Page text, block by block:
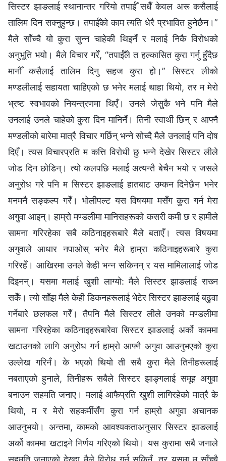
सिस्टर झाङलाई स्थानान्तर गरियो तपाईँ सधैँ केवल अरू कसैलाई
तालिम दिन सक्नुहुन्छ। तपाईँको काम त्यति धेरै प्रभावित हुनेछैन।”
मैले साँच्‍चै यो कुरा सुन्‍न चाहेकी थिइनँ र मलाई निकै विरोधको
अनुभूति भयो। मैले विचार गरेँ, “तपाईँले त हल्कासित कुरा गर्नु हुँदैछ
मानौँ कसैलाई तालिम दिनु सहज कुरा हो।” सिस्टर लीको
मण्डलीलाई सहायता चाहिएको छ भनेर मलाई थाहा थियो, तर म मेरो
भ्रष्ट स्वभावको नियन्त्रणमा थिएँ। उनले जेसुकै भने पनि मैले
उनलाई उनले चाहेको कुरा दिन मानिनँ। तिनी स्वार्थी छिन् र आफ्‍नै
मण्डलीको बारेमा मात्रै विचार गर्छिन् भन्‍ने सोच्दै मैले उनलाई पनि दोष
दिएँ। त्यस विचारप्रति म कत्ति विरोधी छु भन्ने देखेर सिस्टर लीले
जोड दिन छोडिन्। त्यो कलपछि मलाई अत्यन्तै बेचैन भयो र जसले
अनुरोध गरे पनि म सिस्टर झाङलाई हातबाट उम्कन दिनेछैन भनेर
मनमनै सङ्कल्‍प गरेँ। भोलीपल्ट यस विषयमा मसँग कुरा गर्न मेरा
अगुवा आइन्। हाम्रो मण्डलीमा मानिसहरूको कसरी कमी छ र हामीले
सामना गरिरहेका सबै कठिनाइहरूबारे मैले बताएँ। त्यस विषयमा
अगुवाले आधार नपाओस् भनेर मैले हाम्रा कठिनाइहरूबारे कुरा
गरिरहेँ। आखिरमा उनले केही भन्न सकिनन् र यस मामिलालाई जोड
दिइनन्। यसमा मलाई खुशी लाग्यो: मैले सिस्टर झाङलाई राख्‍न
सकेँ। त्यो साँझ मैले केही डिकनहरूलाई भेटेर सिस्टर झाङलाई बढुवा
गर्नेबारे छलफल गरेँ। तैपनि मैले सिस्टर लीले उनको मण्डलीमा
सामना गरिरहेका कठिनाइहरूबारेवा सिस्टर झाङलाई अर्को काममा
खटाउनको लागि अनुरोध गर्न हाम्रो आफ्नै अगुवा आउनुभएको कुरा
उल्लेख गरिनँ। के भएको थियो ती सबै कुरा मैले तिनीहरूलाई
नबताएको हुनाले, तिनीहरू सबैले सिस्टर झाङ्गलाई समूह अगुवा
बनाउन सहमति जनाए। मलाई आफैप्रति खुशी लागिरहेको मात्रै के
थियो, म र मेरो सहकर्मीसँग कुरा गर्न हाम्रो अगुवा अचानक
आउनुभयो। अन्तमा, कामको आवश्यकताअनुसार सिस्टर झाङलाई
अर्को काममा खटाइने निर्णय गरिएको थियो। यस कुरामा सबै जनाले